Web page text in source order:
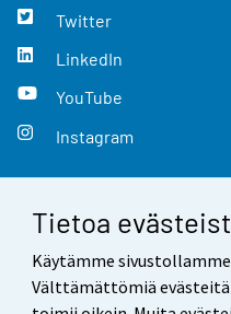
Tietoa
Käytämme
Välttämättömiä
Twitter
LinkedIn
YouTube
Instagram
Yhteystiedot
Palaute